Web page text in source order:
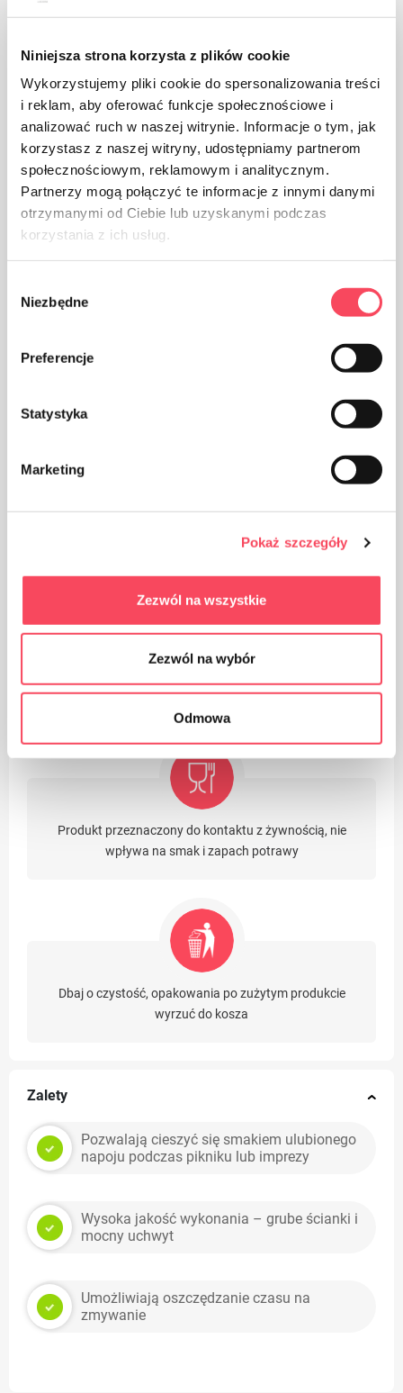
Niniejsza strona korzysta z plików cookie
Wykorzystujemy pliki cookie do spersonalizowania treści
i reklam, aby oferować funkcje społecznościowe i
analizować ruch w naszej witrynie. Informacje o tym, jak
korzystasz z naszej witryny, udostępniamy partnerom
społecznościowym, reklamowym i analitycznym.
Partnerzy mogą połączyć te informacje z innymi danymi
otrzymanymi od Ciebie lub uzyskanymi podczas
korzystania z ich usług.
zgody
Niezbędne
Preferencje
Statystyka
Marketing
Pokaż szczegóły
Zezwól na wszystkie
Zezwól na wybór
Odmowa
waga)
Kategoria Standard
Ostrzeżenia
jest (obok PET) za plastik najbezpieczniejszy dla
naszego zdrowia
Produkt przeznaczony do kontaktu z żywnością, nie
wpływa na smak i zapach potrawy
Dbaj o czystość, opakowania po zużytym produkcie
wyrzuć do kosza
Zalety
Pozwalają cieszyć się smakiem ulubionego
napoju podczas pikniku lub imprezy
Wysoka jakość wykonania – grube ścianki i
mocny uchwyt
Umożliwiają oszczędzanie czasu na
zmywanie